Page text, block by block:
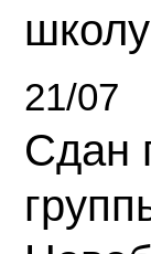
школу
21/07
Сдан